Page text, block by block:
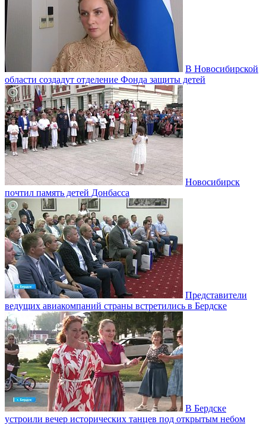
В Новосибирской
области создадут отделение Фонда защиты детей
Новосибирск
почтил память детей Донбасса
Представители
ведущих авиакомпаний страны встретились в Бердске
В Бердске
устроили вечер исторических танцев под открытым небом